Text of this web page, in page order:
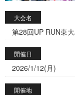
大会名
第28回UP RUN東
開催日
2026/1/12(月)
開催地